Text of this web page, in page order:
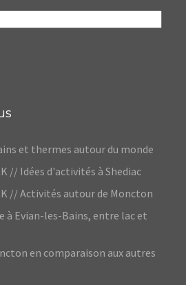
et thermes autour du monde
// Idées d'activités à Shediac
// Activités autour de Moncton
à Evian-les-Bains, entre lac et
en comparaison aux autres